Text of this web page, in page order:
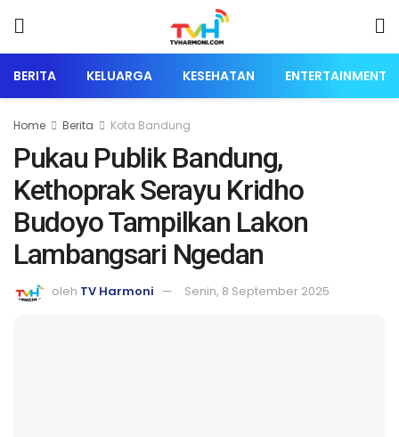
BERITA KELUARGA KESEHATAN ENTERTAINMENT
Home Berita Kota Bandung
Pukau Publik Bandung,
Kethoprak Serayu Kridho
Budoyo Tampilkan Lakon
Lambangsari Ngedan
oleh TV Harmoni Senin, 8 September 2025